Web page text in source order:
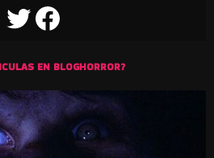
TWITTERFACEBOOK
EN BLOGHORROR?